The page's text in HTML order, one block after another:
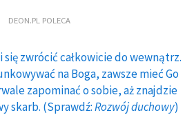
DEON.PL POLECA
się zwrócić całkowicie do wewnątrz.
na Boga, zawsze mieć Go
zapominać o sobie, aż znajdzie
skarb. (Sprawdź:Rozwój duchowy)